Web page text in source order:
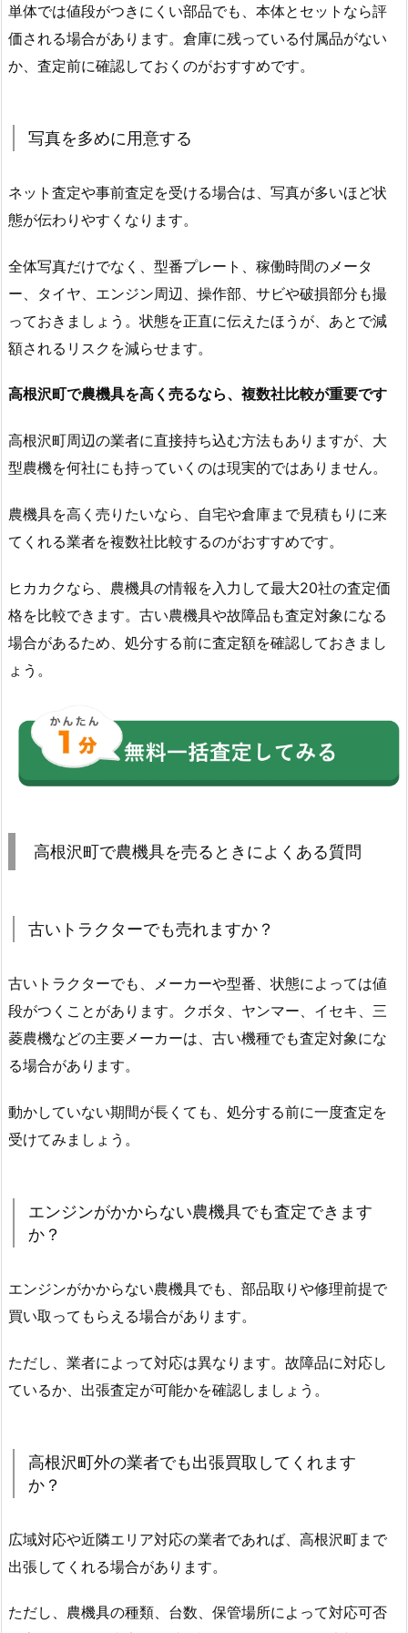
単体では値段がつきにくい部品でも、本体とセットなら評
価される場合があります。倉庫に残っている付属品がない
か、査定前に確認しておくのがおすすめです。
写真を多めに用意する
ネット査定や事前査定を受ける場合は、写真が多いほど状
態が伝わりやすくなります。
全体写真だけでなく、型番プレート、稼働時間のメータ
ー、タイヤ、エンジン周辺、操作部、サビや破損部分も撮
っておきましょう。状態を正直に伝えたほうが、あとで減
額されるリスクを減らせます。
高根沢町で農機具を高く売るなら、複数社比較が重要です
高根沢町周辺の業者に直接持ち込む方法もありますが、大
型農機を何社にも持っていくのは現実的ではありません。
農機具を高く売りたいなら、自宅や倉庫まで見積もりに来
てくれる業者を複数社比較するのがおすすめです。
ヒカカクなら、農機具の情報を入力して最大20社の査定価
格を比較できます。古い農機具や故障品も査定対象になる
場合があるため、処分する前に査定額を確認しておきまし
ょう。
高根沢町で農機具を売るときによくある質問
古いトラクターでも売れますか？
古いトラクターでも、メーカーや型番、状態によっては値
段がつくことがあります。クボタ、ヤンマー、イセキ、三
菱農機などの主要メーカーは、古い機種でも査定対象にな
る場合があります。
動かしていない期間が長くても、処分する前に一度査定を
受けてみましょう。
エンジンがかからない農機具でも査定できます
か？
エンジンがかからない農機具でも、部品取りや修理前提で
買い取ってもらえる場合があります。
ただし、業者によって対応は異なります。故障品に対応し
ているか、出張査定が可能かを確認しましょう。
高根沢町外の業者でも出張買取してくれます
か？
広域対応や近隣エリア対応の業者であれば、高根沢町まで
出張してくれる場合があります。
ただし、農機具の種類、台数、保管場所によって対応可否